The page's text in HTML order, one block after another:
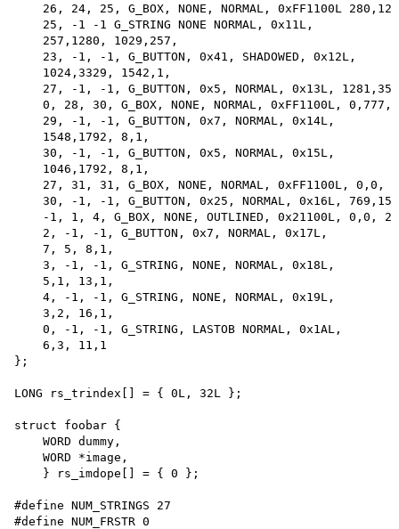
26, 24, 25, G_BOX, NONE, NORMAL, 0xFF1100L
    25, -1 -1 G_STRING NONE NORMAL, 0x11L,
    257,1280, 1029,257,
    23, -1, -1, G_BUTTON, 0x41, SHADOWED, 0x12L,
    1024,3329, 1542,1,
27, -1, -1, G_BUTTON, 0x5, NORMAL, 0x13L,
0, 28, 30, G_BOX, NONE, NORMAL, 0xFF1100L,
    29, -1, -1, G_BUTTON, 0x7, NORMAL, 0x14L,
    1548,1792, 8,1,
    30, -1, -1, G_BUTTON, 0x5, NORMAL, 0x15L,
    1046,1792, 8,1,
27, 31, 31, G_BOX, NONE, NORMAL, 0xFF1100L, 0,0,
30, -1, -1, G_BUTTON, 0x25, NORMAL, 0x16L,
-1, 1, 4, G_BOX, NONE, OUTLINED, 0x21100L, 0,0,
    2, -1, -1, G_BUTTON, 0x7, NORMAL, 0x17L,
    7, 5, 8,1,
    3, -1, -1, G_STRING, NONE, NORMAL, 0x18L,
    5,1, 13,1,
    4, -1, -1, G_STRING, NONE, NORMAL, 0x19L,
    3,2, 16,1,
    0, -1, -1, G_STRING, LASTOB NORMAL, 0x1AL,
    6,3, 11,1
};
LONG rs_trindex[] = { 0L, 32L };
struct foobar {
    WORD dummy,
    WORD *image,
    } rs_imdope[] = { 0 };
#define NUM_STRINGS 27
#define NUM_FRSTR 0